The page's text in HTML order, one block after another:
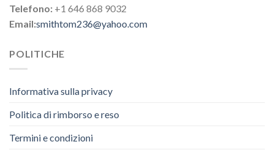
Telefono: +1 646 868 9032
Email:smithtom236@yahoo.com
POLITICHE
Informativa sulla privacy
Politica di rimborso e reso
Termini e condizioni